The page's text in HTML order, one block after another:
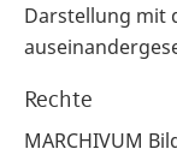
Darstellung mit
Rechte
MARCHIVUM